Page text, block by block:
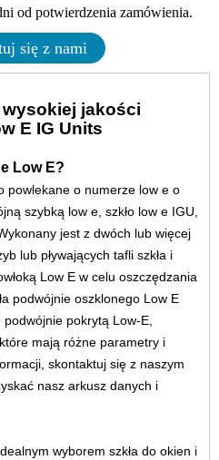
od potwierdzenia zamówienia.
się z nami
jakości
E IG Units
Low E?
powlekane o numerze low e o
szybką low e, szkło low e IGU,
jest z dwóch lub więcej
lub pływających tafli szkła i
Low E w celu oszczędzania
podwójnie oszklonego Low E
pokrytą Low-E,
mają różne parametry i
skontaktuj się z naszym
nasz arkusz danych i
wyborem szkła do okien i